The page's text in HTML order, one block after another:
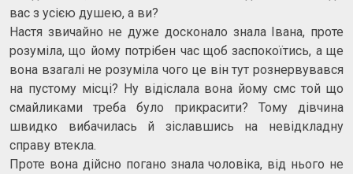
вас з усією душею, а ви?
Настя звичайно не дуже досконало знала Івана, проте
розуміла, що йому потрібен час щоб заспокоїтись, а ще
вона взагалі не розуміла чого це він тут рознервувався
на пустому місці? Ну відіслала вона йому смс той що
смайликами треба було прикрасити? Тому дівчина
швидко вибачилась й зіславшись на невідкладну
справу втекла.
Проте вона дійсно погано знала чоловіка, від нього не